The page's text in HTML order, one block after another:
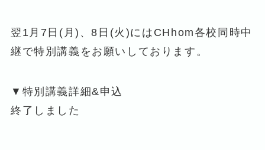
翌1月7日(月)、8日(火)にはCHhom各校同時中
継で特別講義をお願いしております。
▼特別講義詳細&申込
終了しました